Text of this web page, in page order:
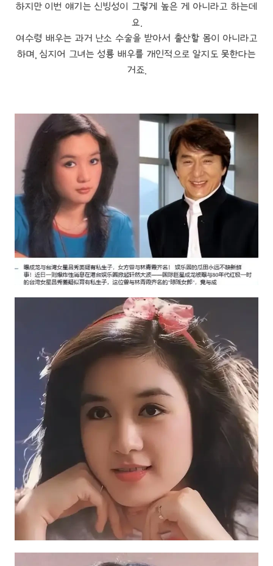
하지만 이번 얘기는 신빙성이 그렇게 높은 게 아니라고 하는데
요.
여수령 배우는 과거 난소 수술을 받아서 출산할 몸이 아니라고
하며, 심지어 그녀는 성룡 배우를 개인적으로 알지도 못한다는
거죠.